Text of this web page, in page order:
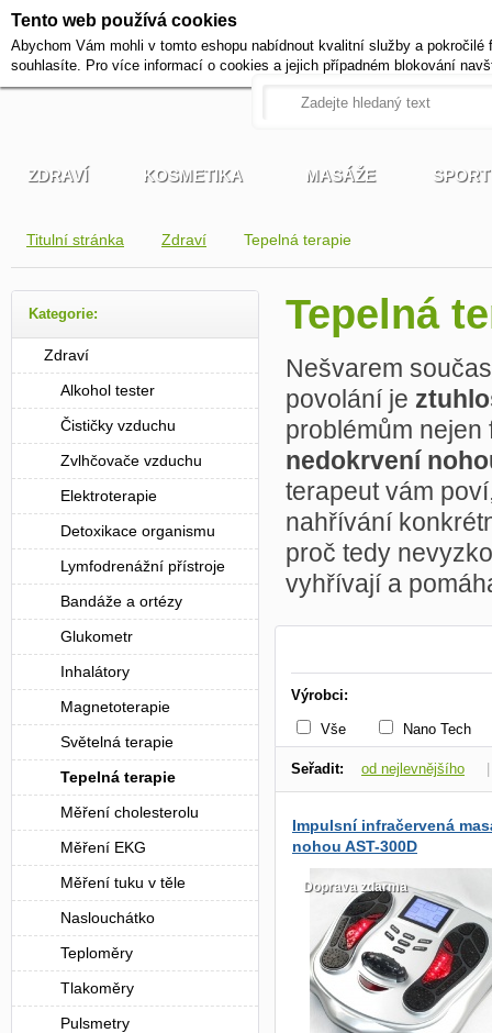
Titulní stránka Zdraví Tepelná terapie
Tepelná
Nešvarem
povolání je
problémům
nedokrvení
terapeut vám
nahřívání
proč tedy
vyhřívají a
Výrobci:
Vše Nano Tech
Seřadit: od nejlevnějšího
Impulsní infračervená
nohou AST-300D
Doprava zdarma
Kategorie:
Zdraví
Alkohol tester
Čističky vzduchu
Zvlhčovače vzduchu
Elektroterapie
Detoxikace organismu
Lymfodrenážní přístroje
Bandáže a ortézy
Glukometr
Inhalátory
Magnetoterapie
Světelná terapie
Tepelná terapie
Měření cholesterolu
Měření EKG
Měření tuku v těle
Naslouchátko
Teploměry
Tlakoměry
Pulsmetry
Pracovní dny od 9 do 17
ZDRAVÍ KOSMETIKA MASÁŽE SPORT
Tento web používá cookies
Abychom Vám mohli v tomto eshopu nabídnout kvalitní služby a
souhlasíte. Pro více informací o cookies a jejich případném blokování